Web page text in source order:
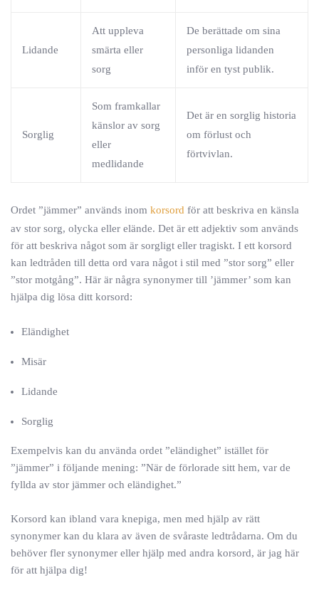
Lidande
Att uppleva
smärta eller
sorg
De berättade om sina
personliga lidanden
inför en tyst publik.
Sorglig
Som framkallar
känslor av sorg
eller
medlidande
Det är en sorglig historia
om förlust och
förtvivlan.
Ordet ”jämmer” används inom korsord för att beskriva en känsla
av stor sorg, olycka eller elände. Det är ett adjektiv som används
för att beskriva något som är sorgligt eller tragiskt. I ett korsord
kan ledtråden till detta ord vara något i stil med ”stor sorg” eller
”stor motgång”. Här är några synonymer till ’jämmer’ som kan
hjälpa dig lösa ditt korsord:
Eländighet
Misär
Lidande
Sorglig
Exempelvis kan du använda ordet ”eländighet” istället för
”jämmer” i följande mening: ”När de förlorade sitt hem, var de
fyllda av stor jämmer och eländighet.”
Korsord kan ibland vara knepiga, men med hjälp av rätt
synonymer kan du klara av även de svåraste ledtrådarna. Om du
behöver fler synonymer eller hjälp med andra korsord, är jag här
för att hjälpa dig!